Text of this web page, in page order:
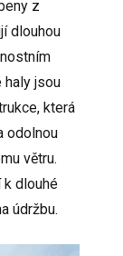
z
dlouhou
haly jsou
která
odolnou
větru.
k dlouhé
údržbu.